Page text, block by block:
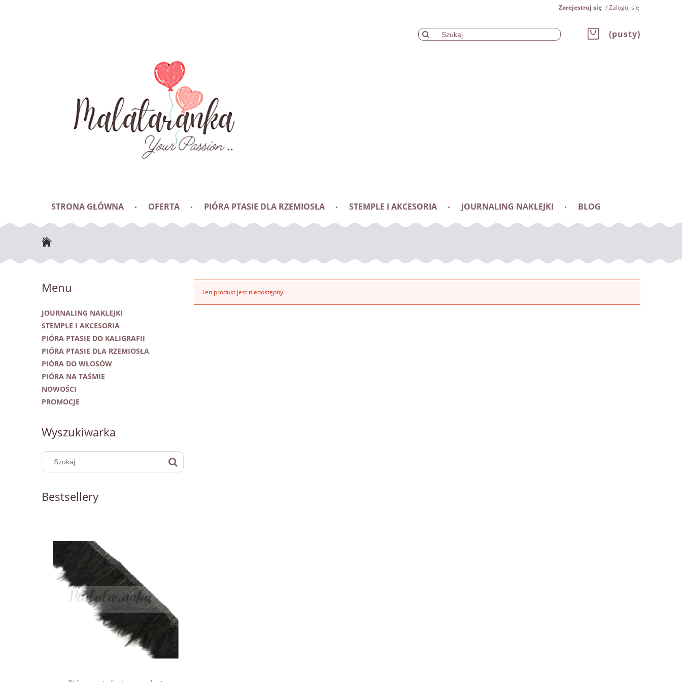
Zarejestruj się Zaloguj się
(pusty)
STRONA GŁÓWNA OFERTA PIÓRA PTASIE DLA RZEMIOSŁA STEMPLE I AKCESORIA JOURNALING NAKLEJKI
BLOG
NOWOŚCI
Menu
JOURNALING NAKLEJKI
STEMPLE I AKCESORIA
PIÓRA PTASIE DO KALIGRAFII
PIÓRA PTASIE DLA RZEMIOSŁA
PIÓRA DO WŁOSÓW
PIÓRA NA TAŚMIE
NOWOŚCI
PROMOCJE
Wyszukiwarka
Bestsellery
Ten produkt jest niedostępny.